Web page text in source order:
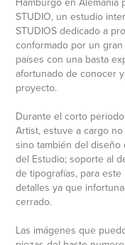
STUDIO, un estudio
STUDIOS dedicado a
conformado por un
países con una basta
afortunado de conocer
proyecto.
Durante el corto
Artist, estuve a cargo
sino también del
del Estudio; soporte al
de tipografías, para
detalles ya que
cerrado.
Las imágenes que